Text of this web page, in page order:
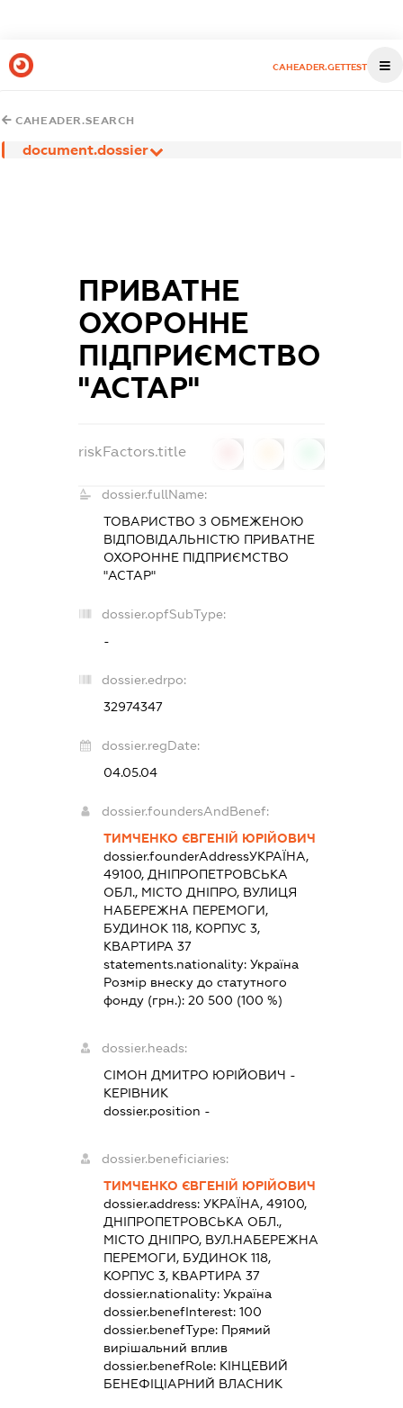
CAHEADER.GETTEST
CAHEADER.SEARCH
document.dossier
ПРИВАТНЕ
ОХОРОННЕ
ПІДПРИЄМСТВО
"АСТАР"
riskFactors.title
dossier.fullName:
ТОВАРИСТВО З ОБМЕЖЕНОЮ
ВІДПОВІДАЛЬНІСТЮ ПРИВАТНЕ
ОХОРОННЕ ПІДПРИЄМСТВО
"АСТАР"
dossier.opfSubType:
-
dossier.edrpo:
32974347
dossier.regDate:
04.05.04
dossier.foundersAndBenef:
ТИМЧЕНКО ЄВГЕНІЙ ЮРІЙОВИЧ
dossier.founderAddressУКРАЇНА,
49100, ДНІПРОПЕТРОВСЬКА
ОБЛ., МІСТО ДНІПРО, ВУЛИЦЯ
НАБЕРЕЖНА ПЕРЕМОГИ,
БУДИНОК 118, КОРПУС 3,
КВАРТИРА 37
statements.nationality:Україна
Розмір внеску до статутного
фонду (грн.):20 500 (100 %)
dossier.heads:
СІМОН ДМИТРО ЮРІЙОВИЧ -
КЕРІВНИК
dossier.position -
dossier.beneficiaries:
ТИМЧЕНКО ЄВГЕНІЙ ЮРІЙОВИЧ
dossier.address:УКРАЇНА, 49100,
ДНІПРОПЕТРОВСЬКА ОБЛ.,
МІСТО ДНІПРО, ВУЛ.НАБЕРЕЖНА
ПЕРЕМОГИ, БУДИНОК 118,
КОРПУС 3, КВАРТИРА 37
dossier.nationality:Україна
dossier.benefInterest:100
dossier.benefType: Прямий
вирішальний вплив
dossier.benefRole: КІНЦЕВИЙ
БЕНЕФІЦІАРНИЙ ВЛАСНИК